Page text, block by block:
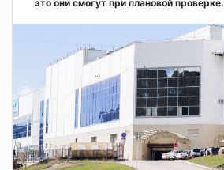
это они смогут при плановой проверке.